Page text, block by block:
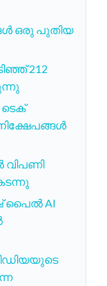
ഒരു പുതിയ
212
വിപണി
പൈൽ AI